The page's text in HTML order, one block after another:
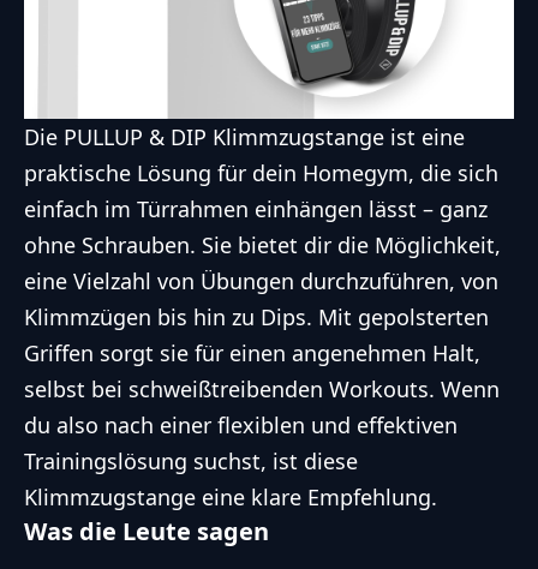
Die PULLUP & DIP Klimmzugstange ist eine
praktische Lösung für dein Homegym, die sich
einfach im Türrahmen einhängen lässt – ganz
ohne Schrauben. Sie bietet dir die Möglichkeit,
eine Vielzahl von Übungen durchzuführen, von
Klimmzügen bis hin zu Dips. Mit gepolsterten
Griffen sorgt sie für einen angenehmen Halt,
selbst bei schweißtreibenden Workouts. Wenn
du also nach einer flexiblen und effektiven
Trainingslösung suchst, ist diese
Klimmzugstange eine klare Empfehlung.
Was die Leute sagen